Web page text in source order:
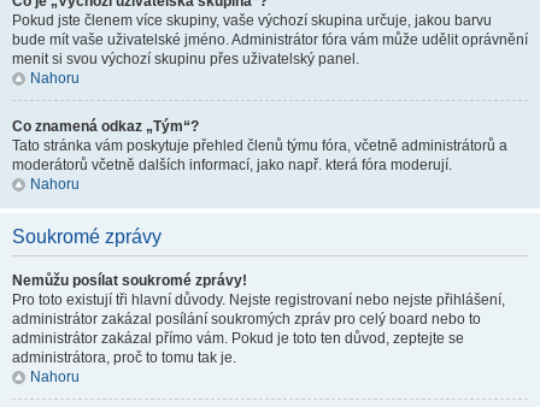
Pokud jste členem více skupiny, vaše výchozí skupina určuje, jakou barvu
bude mít vaše uživatelské jméno. Administrátor fóra vám může udělit oprávnění
menit si svou výchozí skupinu přes uživatelský panel.
Nahoru
Co znamená odkaz „Tým“?
Tato stránka vám poskytuje přehled členů týmu fóra, včetně administrátorů a
moderátorů včetně dalších informací, jako např. která fóra moderují.
Nahoru
Soukromé zprávy
Nemůžu posílat soukromé zprávy!
Pro toto existují tři hlavní důvody. Nejste registrovaní nebo nejste přihlášení,
administrátor zakázal posílání soukromých zpráv pro celý board nebo to
administrátor zakázal přímo vám. Pokud je toto ten důvod, zeptejte se
administrátora, proč to tomu tak je.
Nahoru